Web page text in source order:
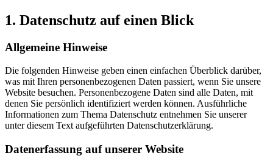
1. Datenschutz auf einen Blick
Allgemeine Hinweise
Die folgenden Hinweise geben einen einfachen Überblick darüber,
was mit Ihren personenbezogenen Daten passiert, wenn Sie unsere
Website besuchen. Personenbezogene Daten sind alle Daten, mit
denen Sie persönlich identifiziert werden können. Ausführliche
Informationen zum Thema Datenschutz entnehmen Sie unserer
unter diesem Text aufgeführten Datenschutzerklärung.
Datenerfassung auf unserer Website